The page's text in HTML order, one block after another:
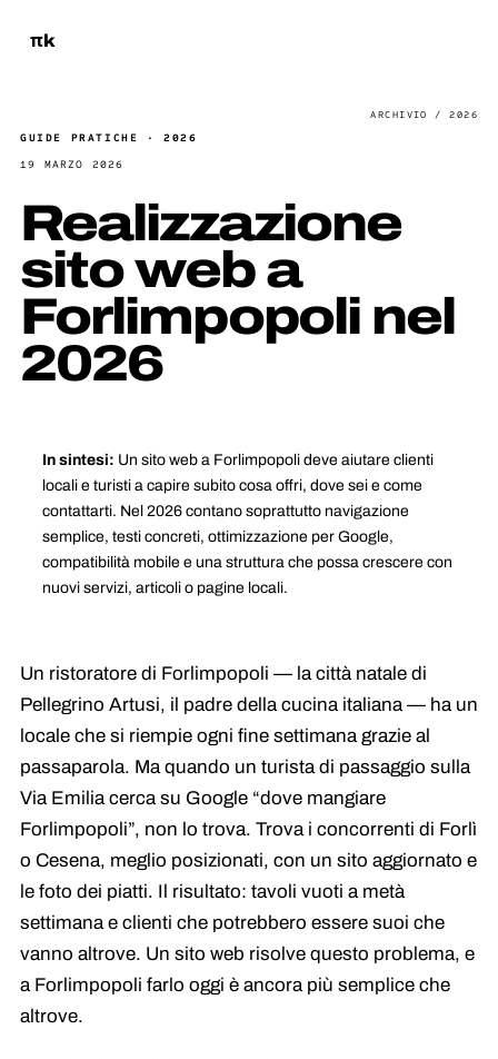
πk
GUIDE PRATICHE · 2026
19 MARZO 2026
Realizzazione
sito web a
Forlimpopoli nel
2026
In sintesi: Un sito web a Forlimpopoli deve aiutare clienti
locali e turisti a capire subito cosa offri, dove sei e come
contattarti. Nel 2026 contano soprattutto navigazione
semplice, testi concreti, ottimizzazione per Google,
compatibilità mobile e una struttura che possa crescere con
nuovi servizi, articoli o pagine locali.
Un ristoratore di Forlimpopoli — la città natale di
Pellegrino Artusi, il padre della cucina italiana — ha un
locale che si riempie ogni fine settimana grazie al
passaparola. Ma quando un turista di passaggio sulla
Via Emilia cerca su Google “dove mangiare
Forlimpopoli”, non lo trova. Trova i concorrenti di Forlì
o Cesena, meglio posizionati, con un sito aggiornato e
le foto dei piatti. Il risultato: tavoli vuoti a metà
settimana e clienti che potrebbero essere suoi che
vanno altrove. Un sito web risolve questo problema, e
a Forlimpopoli farlo oggi è ancora più semplice che
altrove.